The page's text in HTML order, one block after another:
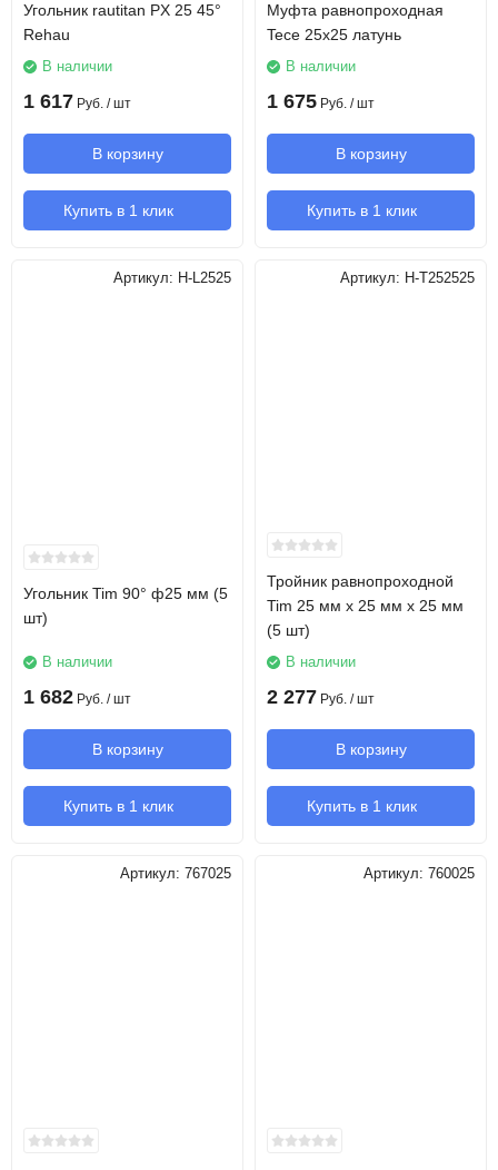
Угольник rautitan PX 25 45°
Rehau
В наличии
1 617 Руб. / шт
В корзину
Купить в 1 клик
Муфта равнопроходная
Tece 25х25 латунь
В наличии
1 675 Руб. / шт
В корзину
Купить в 1 клик
Артикул: H-L2525
Угольник Tim 90° ф25 мм (5
шт)
В наличии
1 682 Руб. / шт
В корзину
Купить в 1 клик
Артикул: H-T252525
Тройник равнопроходной
Tim 25 мм х 25 мм х 25 мм
(5 шт)
В наличии
2 277 Руб. / шт
В корзину
Купить в 1 клик
Артикул: 767025 Артикул: 760025